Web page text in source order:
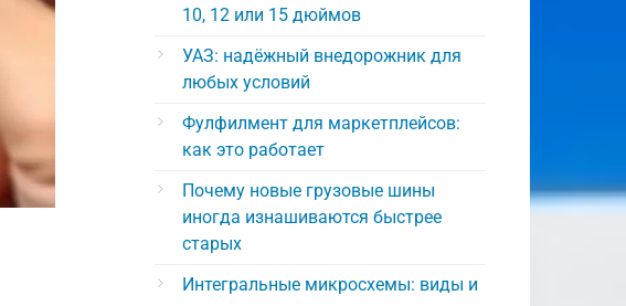
10, 12 или 15 дюймов
УАЗ: надёжный внедорожник для
любых условий
Фулфилмент для маркетплейсов:
как это работает
Почему новые грузовые шины
иногда изнашиваются быстрее
старых
Интегральные микросхемы: виды и